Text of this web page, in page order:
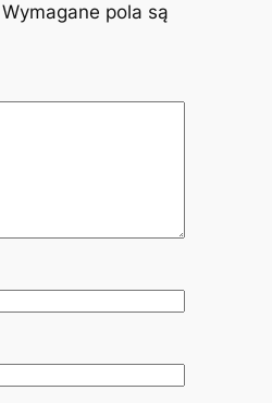
Wymagane pola są